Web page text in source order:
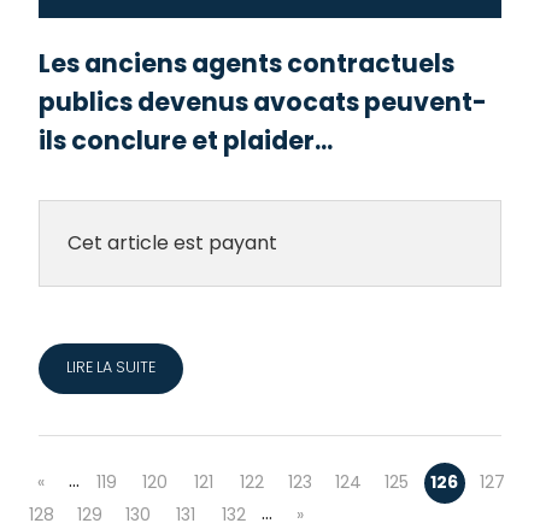
Les anciens agents contractuels
publics devenus avocats peuvent-
ils conclure et plaider...
Cet article est payant
LIRE LA SUITE
« … 119 120 121 122 123 124 125 126
127
128
129 130 131 132 … »